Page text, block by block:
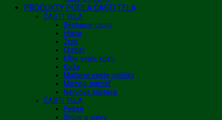
PRODUKTY PODĽA ČASTI TELA
ČASTI TELA
Dýchacie cesty
Hlava
Zrak
Chrbát
Kĺby, svaly, kosti
Koža
Močové cesty, obličky
Mozog, pamäť
Nervová sústava
ČASTI TELA
Pečeň
Srdce a cievy